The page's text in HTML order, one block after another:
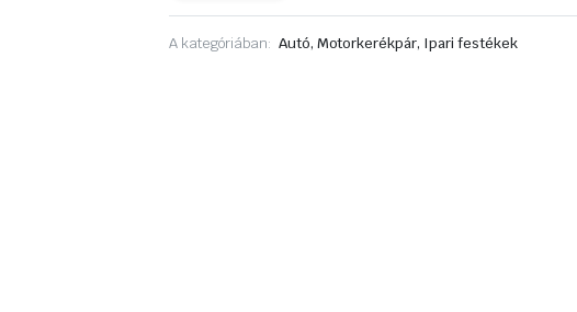
2,5kg
A kategóriában: Autó, Motorkerékpár, Ipari festékek